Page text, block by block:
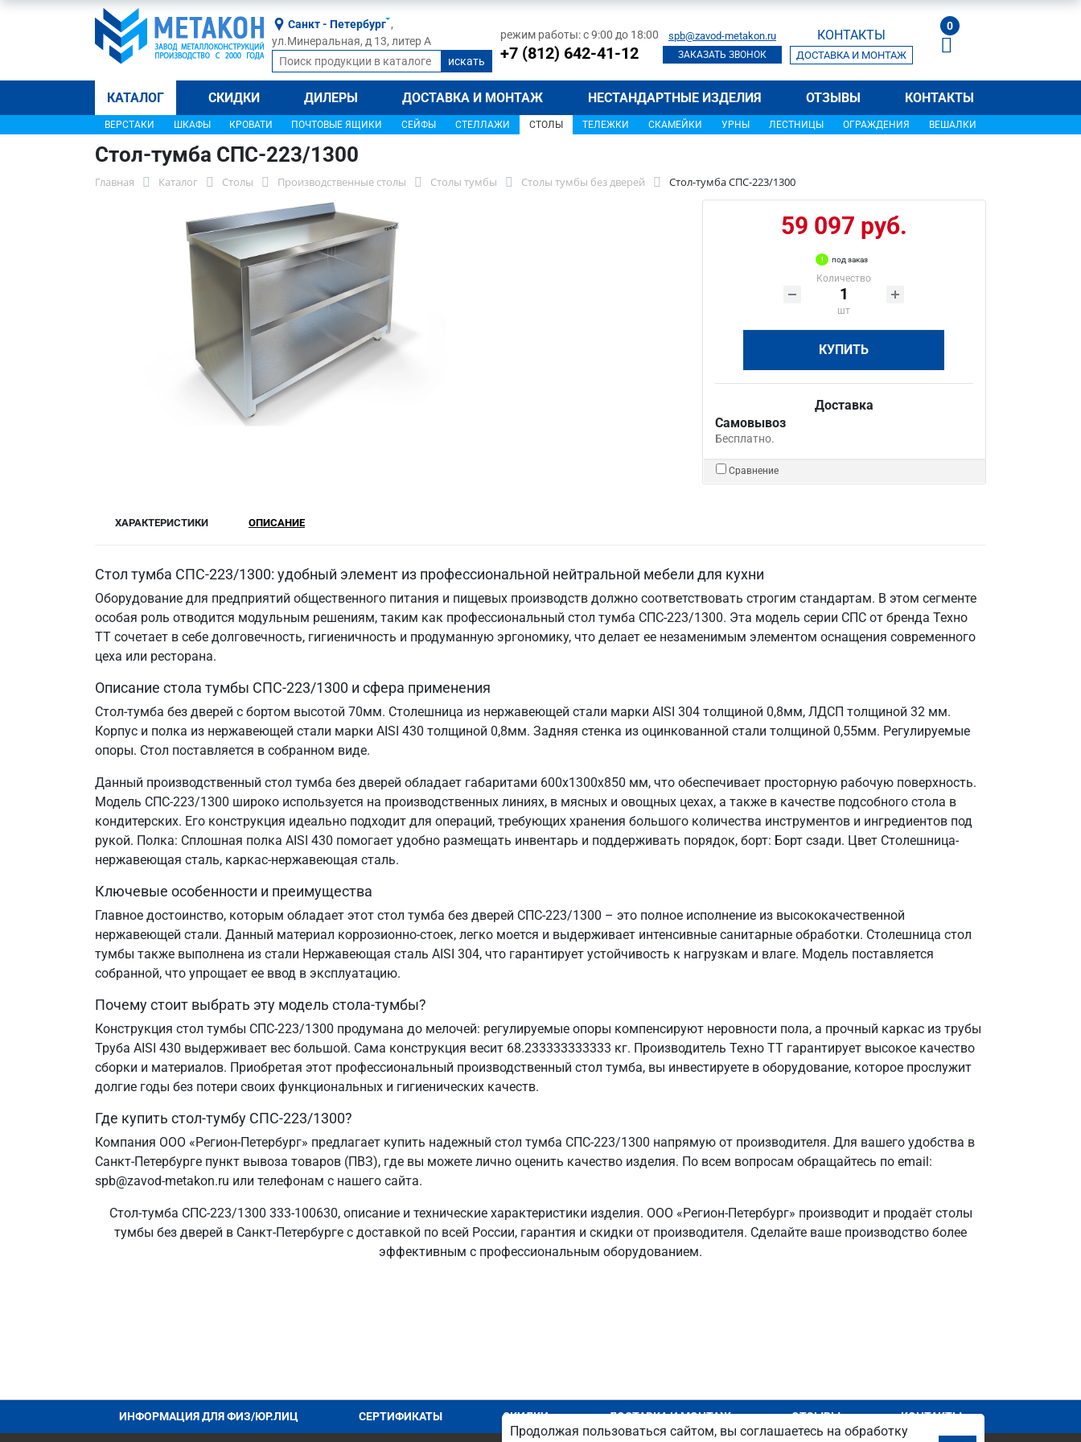
Санкт - Петербург ,
ул.Минеральная, д 13, литер А
режим работы: с 9:00 до 18:00
+7 (812) 642-41-12
spb@zavod-metakon.ru
ЗАКАЗАТЬ ЗВОНОК
КОНТАКТЫ
ДОСТАВКА И МОНТАЖ
0
КАТАЛОГ СКИДКИ ДИЛЕРЫ ДОСТАВКА И МОНТАЖ НЕСТАНДАРТНЫЕ ИЗДЕЛИЯ ОТЗЫВЫ КОНТАКТЫ
ВЕРСТАКИ ШКАФЫ КРОВАТИ ПОЧТОВЫЕ ЯЩИКИ СЕЙФЫ СТЕЛЛАЖИ СТОЛЫ ТЕЛЕЖКИ СКАМЕЙКИ УРНЫ ЛЕСТНИЦЫ ОГРАЖДЕНИЯ ВЕШАЛКИ
Стол-тумба СПС-223/1300
Главная Каталог Столы Производственные столы Столы тумбы Столы тумбы без дверей Стол-тумба СПС-223/1300
59 097 руб.
под заказ
Количество
шт
КУПИТЬ
Доставка
Самовывоз
Бесплатно.
Сравнение
ХАРАКТЕРИСТИКИ ОПИСАНИЕ
Стол тумба СПС-223/1300: удобный элемент из профессиональной нейтральной мебели для кухни
Оборудование для предприятий общественного питания и пищевых производств должно соответствовать строгим стандартам. В этом сегменте
особая роль отводится модульным решениям, таким как профессиональный стол тумба СПС-223/1300. Эта модель серии СПС от бренда Техно
ТТ сочетает в себе долговечность, гигиеничность и продуманную эргономику, что делает ее незаменимым элементом оснащения современного
цеха или ресторана.
Описание стола тумбы СПС-223/1300 и сфера применения
Стол-тумба без дверей с бортом высотой 70мм. Столешница из нержавеющей стали марки AISI 304 толщиной 0,8мм, ЛДСП толщиной 32 мм.
Корпус и полка из нержавеющей стали марки AISI 430 толщиной 0,8мм. Задняя стенка из оцинкованной стали толщиной 0,55мм. Регулируемые
опоры. Стол поставляется в собранном виде.
Данный производственный стол тумба без дверей обладает габаритами 600х1300х850 мм, что обеспечивает просторную рабочую поверхность.
Модель СПС-223/1300 широко используется на производственных линиях, в мясных и овощных цехах, а также в качестве подсобного стола в
кондитерских. Его конструкция идеально подходит для операций, требующих хранения большого количества инструментов и ингредиентов под
рукой. Полка: Сплошная полка AISI 430 помогает удобно размещать инвентарь и поддерживать порядок, борт: Борт сзади. Цвет Столешница-
нержавеющая сталь, каркас-нержавеющая сталь.
Ключевые особенности и преимущества
Главное достоинство, которым обладает этот стол тумба без дверей СПС-223/1300 – это полное исполнение из высококачественной
нержавеющей стали. Данный материал коррозионно-стоек, легко моется и выдерживает интенсивные санитарные обработки. Столешница стол
тумбы также выполнена из стали Нержавеющая сталь AISI 304, что гарантирует устойчивость к нагрузкам и влаге. Модель поставляется
собранной, что упрощает ее ввод в эксплуатацию.
Почему стоит выбрать эту модель стола-тумбы?
Конструкция стол тумбы СПС-223/1300 продумана до мелочей: регулируемые опоры компенсируют неровности пола, а прочный каркас из трубы
Труба AISI 430 выдерживает вес большой. Сама конструкция весит 68.233333333333 кг. Производитель Техно ТТ гарантирует высокое качество
сборки и материалов. Приобретая этот профессиональный производственный стол тумба, вы инвестируете в оборудование, которое прослужит
долгие годы без потери своих функциональных и гигиенических качеств.
Где купить стол-тумбу СПС-223/1300?
Компания ООО «Регион-Петербург» предлагает купить надежный стол тумба СПС-223/1300 напрямую от производителя. Для вашего удобства в
Санкт‑Петербурге пункт вывоза товаров (ПВЗ), где вы можете лично оценить качество изделия. По всем вопросам обращайтесь по email:
spb@zavod-metakon.ru или телефонам с нашего сайта.
Стол-тумба СПС-223/1300 333-100630, описание и технические характеристики изделия. ООО «Регион-Петербург» производит и продаёт столы
тумбы без дверей в Санкт‑Петербурге с доставкой по всей России, гарантия и скидки от производителя. Сделайте ваше производство более
эффективным с профессиональным оборудованием.
ИНФОРМАЦИЯ ДЛЯ ФИЗ/ЮР.ЛИЦ СЕРТИФИКАТЫ СКИДКИ ДОСТАВКА И МОНТАЖ ОТЗЫВЫ КОНТАКТЫ
Продолжая пользоваться сайтом, вы соглашаетесь на обработку